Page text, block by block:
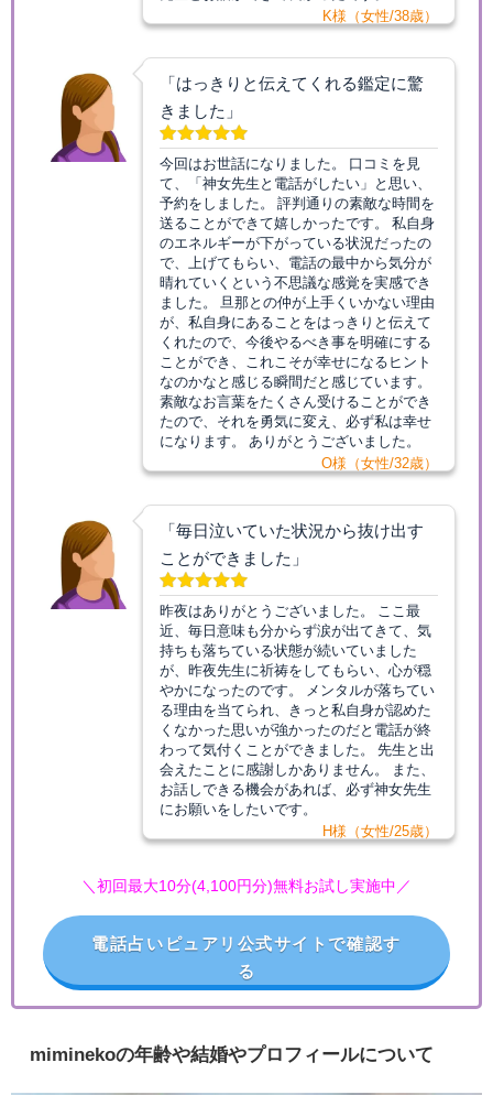
K様（女性/38歳）
「はっきりと伝えてくれる鑑定に驚
きました」
今回はお世話になりました。 口コミを見
て、「神女先生と電話がしたい」と思い、
予約をしました。 評判通りの素敵な時間を
送ることができて嬉しかったです。 私自身
のエネルギーが下がっている状況だったの
で、上げてもらい、電話の最中から気分が
晴れていくという不思議な感覚を実感でき
ました。 旦那との仲が上手くいかない理由
が、私自身にあることをはっきりと伝えて
くれたので、今後やるべき事を明確にする
ことができ、これこそが幸せになるヒント
なのかなと感じる瞬間だと感じています。
素敵なお言葉をたくさん受けることができ
たので、それを勇気に変え、必ず私は幸せ
になります。 ありがとうございました。
O様（女性/32歳）
「毎日泣いていた状況から抜け出す
ことができました」
昨夜はありがとうございました。 ここ最
近、毎日意味も分からず涙が出てきて、気
持ちも落ちている状態が続いていました
が、昨夜先生に祈祷をしてもらい、心が穏
やかになったのです。 メンタルが落ちてい
る理由を当てられ、きっと私自身が認めた
くなかった思いが強かったのだと電話が終
わって気付くことができました。 先生と出
会えたことに感謝しかありません。 また、
お話しできる機会があれば、必ず神女先生
にお願いをしたいです。
H様（女性/25歳）
＼初回最大10分(4,100円分)無料お試し実施中／
電話占いピュアリ公式サイトで確認す
る
miminekoの年齢や結婚やプロフィールについて